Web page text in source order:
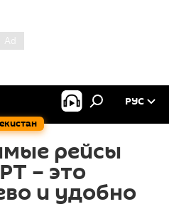
РУС
рейсы
– это
и удобно